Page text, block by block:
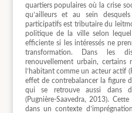
quartiers populaires où la crise
qu’ailleurs et au sein
participatifs est tributaire du
politique de la ville selon
efficiente si les intéressés ne
transformation. Dans les
renouvellement urbain,
l’habitant comme un acteur actif
effet de contrebalancer la figure
qui se retrouve aussi dans
(Pugnière-Saavedra, 2013).
dans un contexte